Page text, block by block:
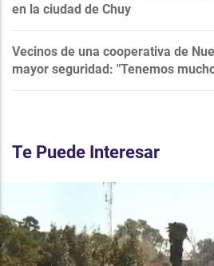
en la ciudad de Chuy
Vecinos de una cooperativa de
mayor seguridad: "Tenemos
Te Puede Interesar